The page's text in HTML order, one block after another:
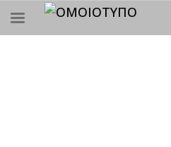
ΑΝΑΖΉΤΗΣΗ